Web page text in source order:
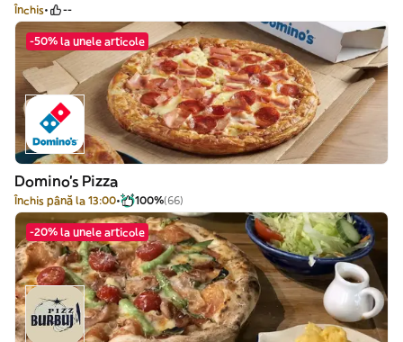
Închis --
-50% la unele articole
Domino's Pizza
Închis până la 13:00 100%(66)
-20% la unele articole